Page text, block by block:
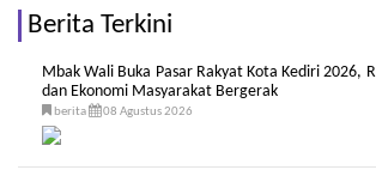
Berita Terkini
Mbak Wali Buka Pasar Rakyat Kota Kediri 2026,
dan Ekonomi Masyarakat Bergerak
berita 08 Agustus 2026